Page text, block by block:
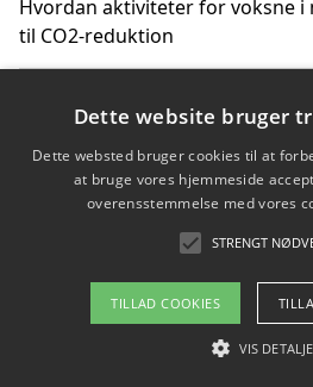
Hvordan aktiviteter for voksne
til CO2-reduktion
reduktion
Copyright 2026 -
Dette website bruger
Dette websted bruger cookies til at
at bruge vores hjemmeside
overensstemmelse med vores
STRENGT
TILLAD COOKIES
VIS